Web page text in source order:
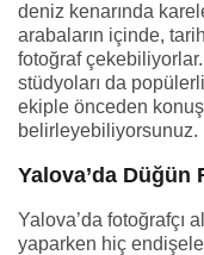
deniz kenarında
arabaların içinde,
fotoğraf
stüdyoları da
ekiple önceden
belirleyebiliyorsunuz.
Yalova’da Düğün
Yalova’da fotoğrafçı
yaparken hiç